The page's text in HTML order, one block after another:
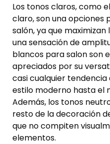
Los tonos claros, como
claro, son una opciones
salón, ya que
una sensación de
blancos para salon son
apreciados por su
casi cualquier
estilo moderno hasta el
Además, los tonos
resto de la decoración
que no compiten
elementos.